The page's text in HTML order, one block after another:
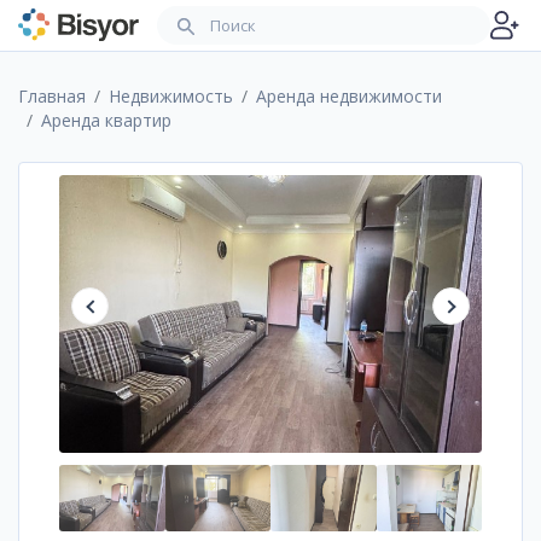
Главная Недвижимость
Аренда недвижимости
Аренда квартир